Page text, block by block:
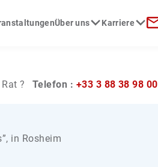
Über uns Karriere
? Telefon : +33 3 88 38 98 00
in Rosheim